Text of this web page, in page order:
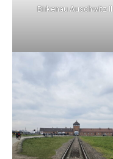
Birkenau Auschwitz II